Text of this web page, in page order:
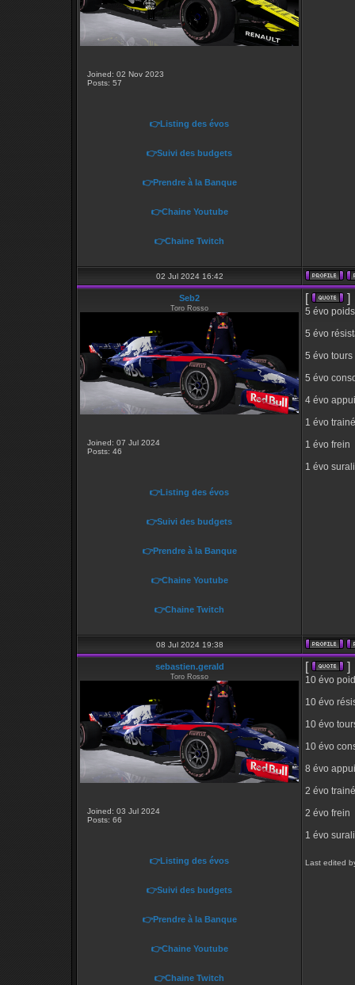
Joined: 02 Nov 2023
Posts: 57
👉Listing des évos
👉Suivi des budgets
👉Prendre à la Banque
👉Chaine Youtube
👉Chaine Twitch
02 Jul 2024 16:42
Seb2
Toro Rosso
Joined: 07 Jul 2024
Posts: 46
👉Listing des évos
👉Suivi des budgets
👉Prendre à la Banque
👉Chaine Youtube
👉Chaine Twitch
[ ]
5 évo
5 évo
5 évo
5 évo
4 évo
1 évo
1 évo frein
1 évo
08 Jul 2024 19:38
sebastien.gerald
Toro Rosso
Joined: 03 Jul 2024
Posts: 66
👉Listing des évos
👉Suivi des budgets
👉Prendre à la Banque
👉Chaine Youtube
👉Chaine Twitch
[ ]
10 évo
10 évo
10 évo
10 évo
8 évo
2 évo
2 évo frein
1 évo
Last edited